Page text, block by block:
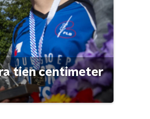
tien centimeter